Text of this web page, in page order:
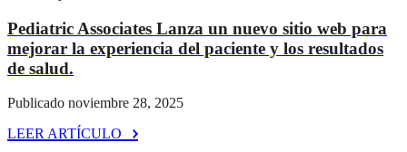
Pediatric Associates Lanza un nuevo sitio web para
mejorar la experiencia del paciente y los resultados
de salud.
Publicado noviembre 28, 2025
LEER ARTÍCULO